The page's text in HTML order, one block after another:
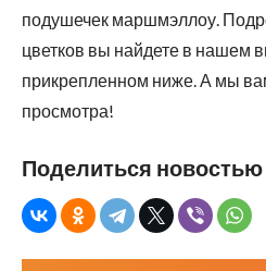
подушечек маршмэллоу.
цветков вы найдете в нашем
прикрепленном ниже. А мы
просмотра!
Поделиться новостью